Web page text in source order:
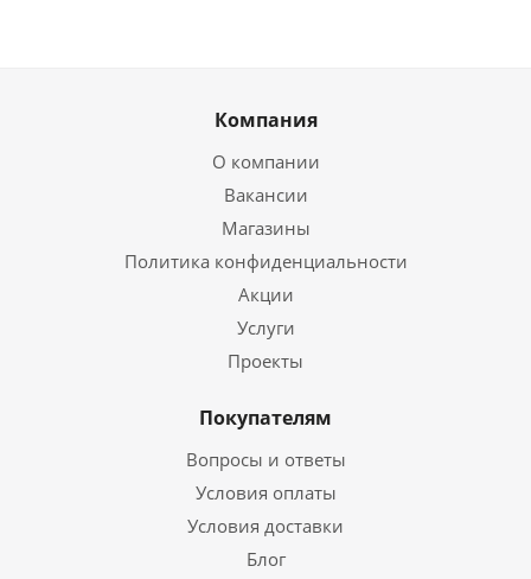
Компания
О компании
Вакансии
Магазины
Политика конфиденциальности
Акции
Услуги
Проекты
Покупателям
Вопросы и ответы
Условия оплаты
Условия доставки
Блог